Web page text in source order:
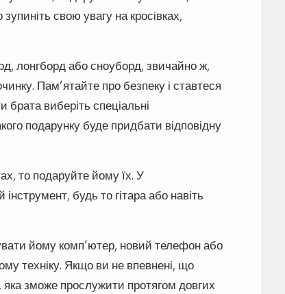
свою увагу на кросівках,
лонгборд або сноуборд, звичайно ж,
Пам’ятайте про безпеку і ставтеся
виберіть спеціальні
подарунку буде придбати відповідну
то подаруйте йому їх. У
будь то гітара або навіть
йому комп’ютер, новий телефон або
техніку. Якщо ви не впевнені, що
яка зможе прослужити протягом довгих